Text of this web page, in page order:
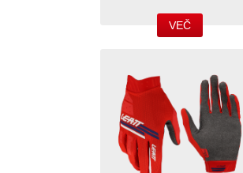
VEČ